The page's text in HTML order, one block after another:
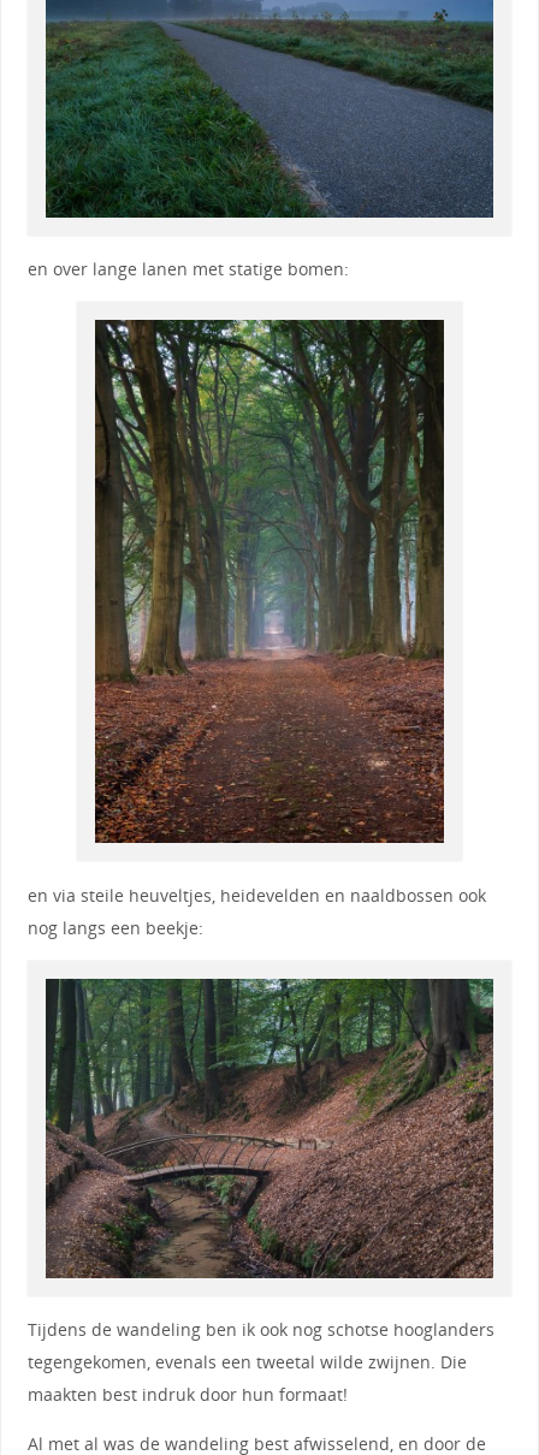
en over lange lanen met statige bomen:
en via steile heuveltjes, heidevelden en naaldbossen ook
nog langs een beekje:
Tijdens de wandeling ben ik ook nog schotse hooglanders
tegengekomen, evenals een tweetal wilde zwijnen. Die
maakten best indruk door hun formaat!
Al met al was de wandeling best afwisselend, en door de